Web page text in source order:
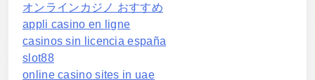
オンラインカジノ おすすめ
appli casino en ligne
casinos sin licencia españa
slot88
online casino sites in uae